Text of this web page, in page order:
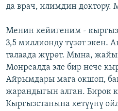
да врач, илимдин доктору.
Менин кейигеним - кыргыз
3,5 миллионду түзөт экен.
талаада жүрөт. Мына,
Монреалда эле бир нече
Айрымдары мага окшоп,
жарандыгын алган. Бирок
Кыргызстанына кетүүнү